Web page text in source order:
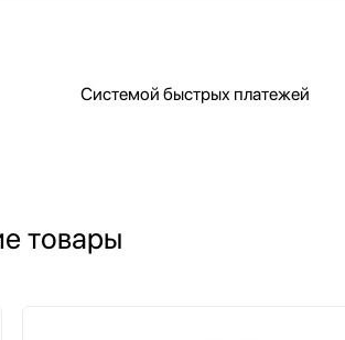
Системой быстрых платежей
товары